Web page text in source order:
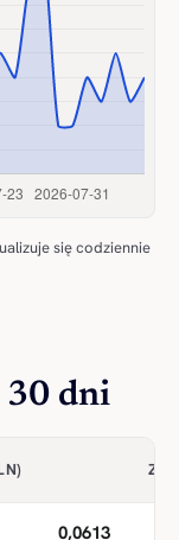
się codziennie
30 dni
0,0613